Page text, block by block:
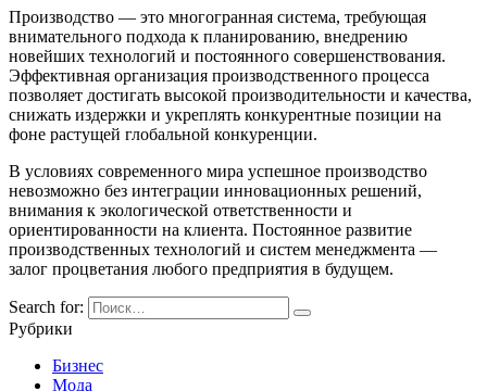
Производство — это многогранная система, требующая
внимательного подхода к планированию, внедрению
новейших технологий и постоянного совершенствования.
Эффективная организация производственного процесса
позволяет достигать высокой производительности и качества,
снижать издержки и укреплять конкурентные позиции на
фоне растущей глобальной конкуренции.
В условиях современного мира успешное производство
невозможно без интеграции инновационных решений,
внимания к экологической ответственности и
ориентированности на клиента. Постоянное развитие
производственных технологий и систем менеджмента —
залог процветания любого предприятия в будущем.
Search for:
Рубрики
Бизнес
Мода